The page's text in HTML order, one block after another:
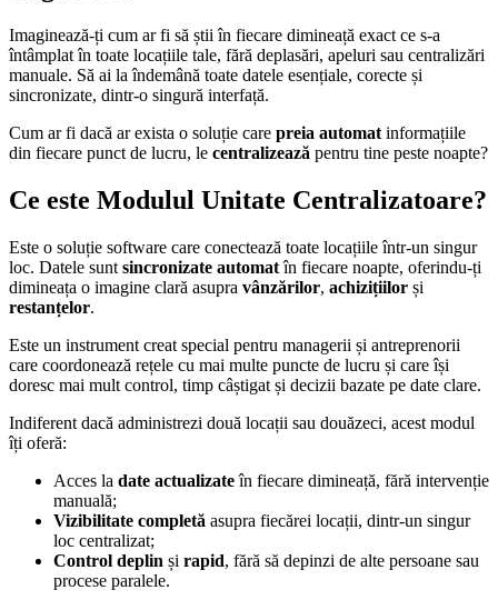
Imaginează-ți cum ar fi să știi în fiecare dimineață exact ce s-a
întâmplat în toate locațiile tale, fără deplasări, apeluri sau centralizări
manuale. Să ai la îndemână toate datele esențiale, corecte și
sincronizate, dintr-o singură interfață.
Cum ar fi dacă ar exista o soluție care preia automat informațiile
din fiecare punct de lucru, le centralizează pentru tine peste noapte?
Ce este Modulul Unitate Centralizatoare?
Este o soluție software care conectează toate locațiile într-un singur
loc. Datele sunt sincronizate automatîn fiecare noapte, oferindu-ți
dimineața o imagine clară asupra vânzărilor, achizițiilor și
restanțelor.
Este un instrument creat special pentru managerii și antreprenorii
care coordonează rețele cu mai multe puncte de lucru și care își
doresc mai mult control, timp câștigat și decizii bazate pe date clare.
Indiferent dacă administrezi două locații sau douăzeci, acest modul
îți oferă:
Acces la date actualizateîn fiecare dimineață, fără intervenție
manuală;
Vizibilitate completă asupra fiecărei locații, dintr-un singur
loc centralizat;
Control deplin și rapid, fără să depinzi de alte persoane sau
procese paralele.